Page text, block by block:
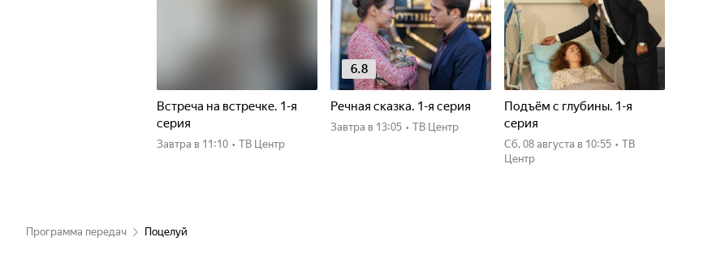
Встреча на встречке. 1-я
серия
Завтра в 11:10 • ТВ Центр
6.8
Речная сказка. 1-я серия
Завтра в 13:05 • ТВ Центр
Подъём с глубины. 1-я
серия
сб, 08 августа в 10:55 • ТВ
Центр
Программа передач Поцелуй